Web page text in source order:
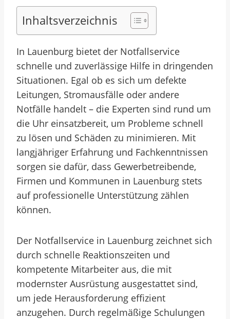
Inhaltsverzeichnis
In Lauenburg bietet der Notfallservice
schnelle und zuverlässige Hilfe in dringenden
Situationen. Egal ob es sich um defekte
Leitungen, Stromausfälle oder andere
Notfälle handelt – die Experten sind rund um
die Uhr einsatzbereit, um Probleme schnell
zu lösen und Schäden zu minimieren. Mit
langjähriger Erfahrung und Fachkenntnissen
sorgen sie dafür, dass Gewerbetreibende,
Firmen und Kommunen in Lauenburg stets
auf professionelle Unterstützung zählen
können.
Der Notfallservice in Lauenburg zeichnet sich
durch schnelle Reaktionszeiten und
kompetente Mitarbeiter aus, die mit
modernster Ausrüstung ausgestattet sind,
um jede Herausforderung effizient
anzugehen. Durch regelmäßige Schulungen